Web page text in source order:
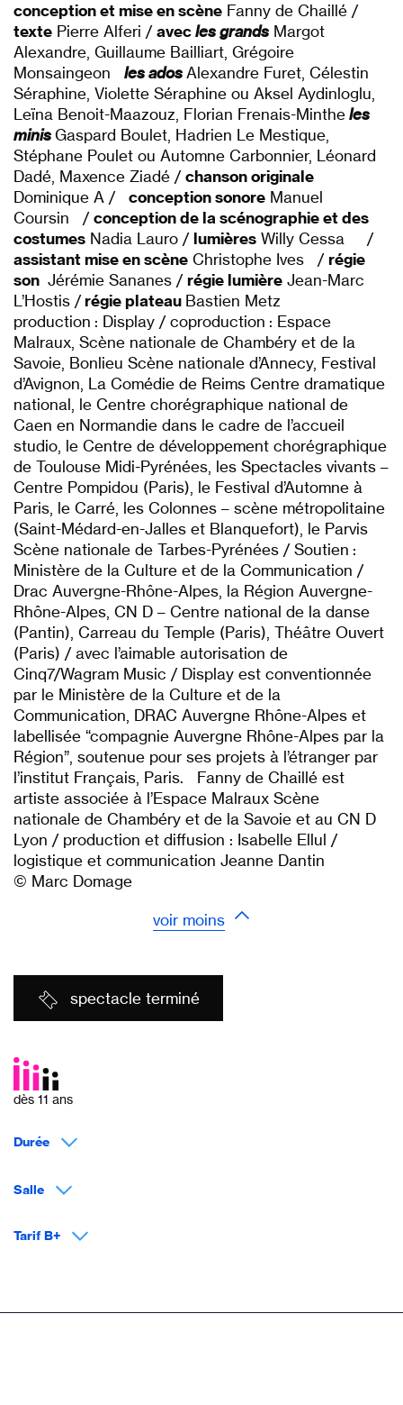
conception et mise en scène Fanny de Chaillé /
texte Pierre Alferi /avecles grands Margot
Alexandre, Guillaume Bailliart, Grégoire
Monsaingeon
les adosAlexandre Furet, Célestin
Séraphine, Violette Séraphine ou Aksel Aydinloglu,
Leïna Benoit-Maazouz, Florian Frenais-Mintheles
minisGaspard Boulet, Hadrien Le Mestique,
Stéphane Poulet ou Automne Carbonnier, Léonard
Dadé, Maxence Ziadé /chanson originale
Dominique A / conception sonore Manuel
Coursin /conception de la scénographie et des
costumes Nadia Lauro / lumières Willy Cessa /
assistant mise en scène Christophe Ives /régie
son Jérémie Sananes /régie lumière Jean-Marc
L’Hostis /régie plateau Bastien Metz
production : Display / coproduction : Espace
Malraux, Scène nationale de Chambéry et de la
Savoie, Bonlieu Scène nationale d’Annecy, Festival
d’Avignon, La Comédie de Reims Centre dramatique
national, le Centre chorégraphique national de
Caen en Normandie dans le cadre de l’accueil
studio, le Centre de développement chorégraphique
de Toulouse Midi-Pyrénées, les Spectacles vivants –
Centre Pompidou (Paris), le Festival d’Automne à
Paris, le Carré, les Colonnes – scène métropolitaine
(Saint-Médard-en-Jalles et Blanquefort), le Parvis
Scène nationale de Tarbes-Pyrénées / Soutien :
Ministère de la Culture et de la Communication /
Drac Auvergne-Rhône-Alpes, la Région Auvergne-
Rhône-Alpes, CN D – Centre national de la danse
(Pantin), Carreau du Temple (Paris), Théâtre Ouvert
(Paris) / avec l’aimable autorisation de
Cinq7/Wagram Music / Display est conventionnée
par le Ministère de la Culture et de la
Communication, DRAC Auvergne Rhône-Alpes et
labellisée “compagnie Auvergne Rhône-Alpes par la
Région”, soutenue pour ses projets à l’étranger par
l’institut Français, Paris. Fanny de Chaillé est
artiste associée à l’Espace Malraux Scène
nationale de Chambéry et de la Savoie et au CN D
Lyon / production et diffusion : Isabelle Ellul /
logistique et communication Jeanne Dantin
© Marc Domage
voir moins
spectacle terminé
dès 11 ans
Durée
Salle
Tarif B+